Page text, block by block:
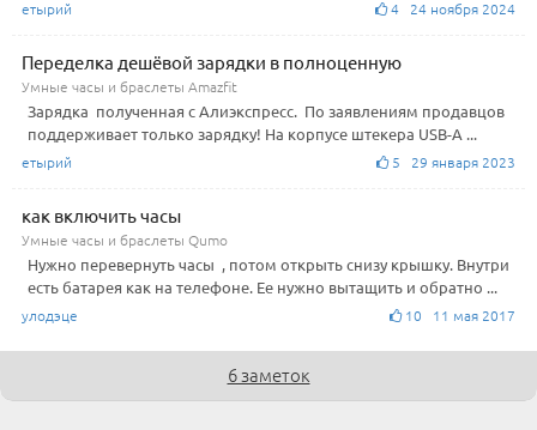
етырий 4 24 ноября 2024
Переделка дешёвой зарядки в полноценную
Умные часы и браслеты Amazfit
Зарядка полученная с Алиэкспресс. По заявлениям продавцов
поддерживает только зарядку! На корпусе штекера USB-А ...
етырий 5 29 января 2023
как включить часы
Умные часы и браслеты Qumo
Нужно перевернуть часы , потом открыть снизу крышку. Внутри
есть батарея как на телефоне. Ее нужно вытащить и обратно ...
улодэце 10 11 мая 2017
6 заметок